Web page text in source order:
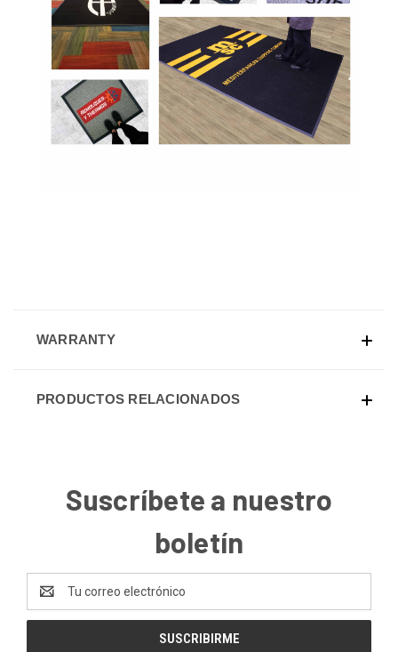
WARRANTY
PRODUCTOS RELACIONADOS
Suscríbete a nuestro
boletín
de
correo